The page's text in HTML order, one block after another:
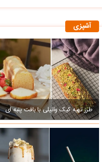
آشپزی
طرز تهیه کیک وانیلی با بافت پنبه ای